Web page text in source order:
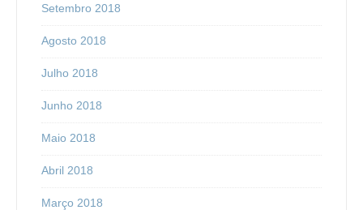
Setembro 2018
Agosto 2018
Julho 2018
Junho 2018
Maio 2018
Abril 2018
Março 2018